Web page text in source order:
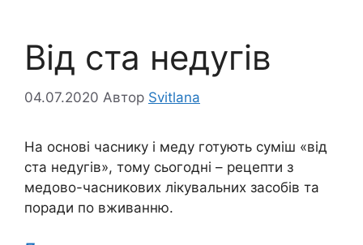
Від ста недугів
04.07.2020 Автор Svitlana
На основі часнику і меду готують суміш «від
ста недугів», тому сьогодні – рецепти з
медово-часникових лікувальних засобів та
поради по вживанню.